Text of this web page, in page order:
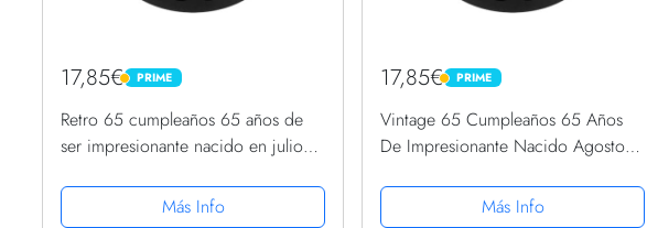
17,85€ PRIME
PRIME
Retro 65 cumpleaños 65 años de
ser impresionante nacido en julio
IntercambiableMás Info
17,85€ PRIME
PRIME
Vintage 65 Cumpleaños 65 Años
De Impresionante Nacido Agosto
IntercambiableMás Info